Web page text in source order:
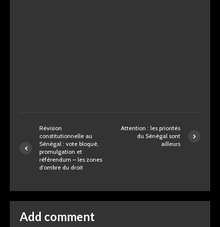
Révision
constitutionnelle au
Sénégal : vote bloqué,
promulgation et
référendum – les zones
d’ombre du droit
Attention : les priorités
du Sénégal sont
ailleurs
Add comment